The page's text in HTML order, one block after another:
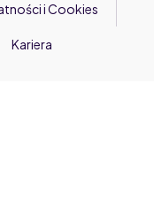
i Cookies
Kariera